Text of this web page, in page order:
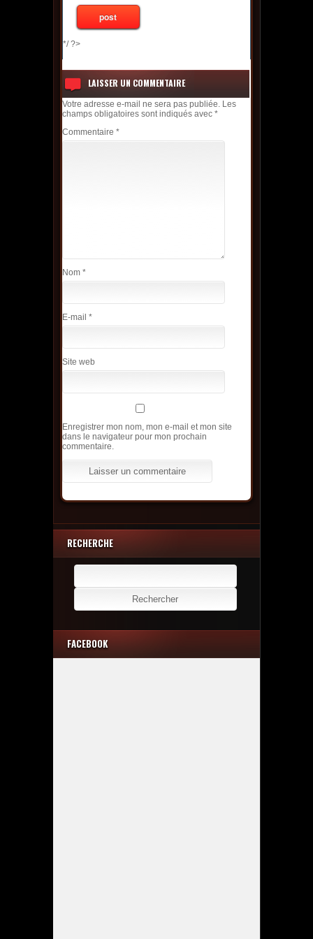
*/ ?>
LAISSER UN COMMENTAIRE
Votre adresse e-mail ne sera pas publiée. Les
champs obligatoires sont indiqués avec *
Commentaire *
Nom *
E-mail *
Site web
Enregistrer mon nom, mon e-mail et mon site
dans le navigateur pour mon prochain
commentaire.
RECHERCHE
Rechercher :
FACEBOOK